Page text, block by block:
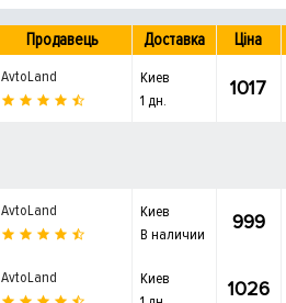
Продавець Доставка Ціна
AvtoLand
Киев
1 дн.
1017
AvtoLand
Киев
В наличии
999
AvtoLand
Киев
1026